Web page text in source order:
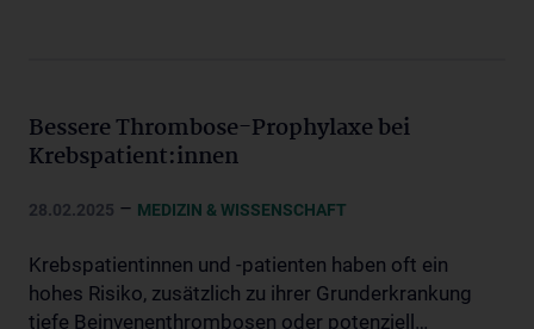
Bessere Thrombose-Prophylaxe bei
Krebspatient:innen
28.02.2025 – MEDIZIN & WISSENSCHAFT
Krebspatientinnen und -patienten haben oft ein
hohes Risiko, zusätzlich zu ihrer Grunderkrankung
tiefe Beinvenenthrombosen oder potenziell…